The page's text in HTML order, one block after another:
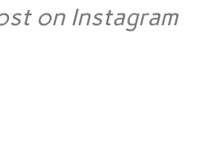
on Instagram